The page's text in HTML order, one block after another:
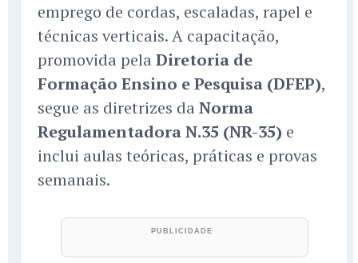
emprego de cordas, escaladas, rapel e
técnicas verticais. A capacitação,
promovida pela Diretoria de
Formação Ensino e Pesquisa (DFEP),
segue as diretrizes da Norma
Regulamentadora N.35 (NR-35) e
inclui aulas teóricas, práticas e provas
semanais.